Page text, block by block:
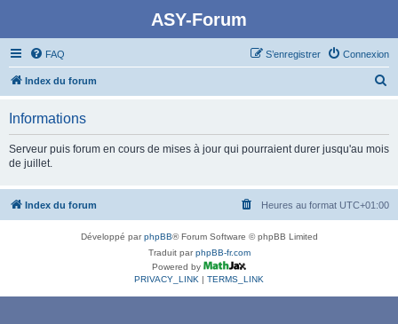
ASY-Forum
FAQ Connexion
S’enregistrer
Index du forum
c
Informations
Serveur puis forum en cours de mises à jour qui pourraient durer jusqu'au mois
de juillet.
Index du forum Heures au format UTC+01:00
Développé parphpBB® Forum Software © phpBB Limited
Traduit parphpBB-fr.com
Powered by
PRIVACY_LINK | TERMS_LINK